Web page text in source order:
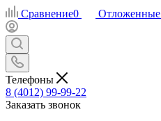
Сравнение0 Отложенные
Телефоны
8 (4012) 99-99-22
Заказать звонок